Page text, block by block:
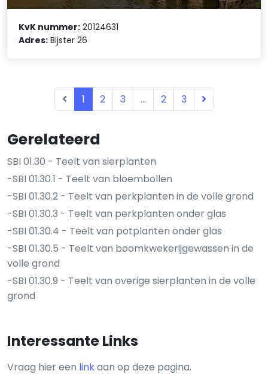
Gerelateerd
SBI 01.30 - Teelt van sierplanten
-SBI 01.30.1 - Teelt van bloembollen
-SBI 01.30.2 - Teelt van perkplanten in de volle grond
-SBI 01.30.3 - Teelt van perkplanten onder glas
-SBI 01.30.4 - Teelt van potplanten onder glas
-SBI 01.30.5 - Teelt van boomkwekerijgewassen in de
volle grond
-SBI 01.30.9 - Teelt van overige sierplanten in de volle
grond
Interessante Links
Vraag hier een linkaan op deze pagina.
KvK nummer: 20124631
Adres: Bijster 26
1 2 3 ... 2 3